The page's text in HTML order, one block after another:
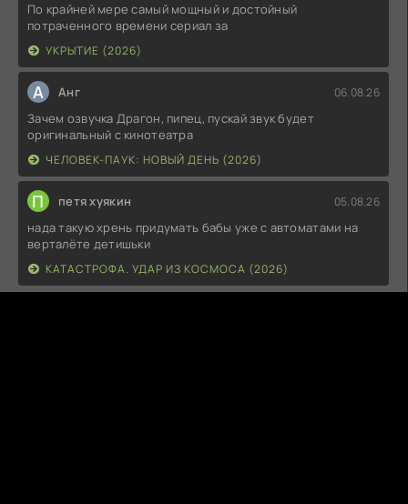
По крайней мере самый мощный и достойный
потраченного времени сериал за
УКРЫТИЕ (2026)
А Анг 06.08.26
Зачем озвучка Драгон, пипец, пускай звук будет
оригинальный с кинотеатра
ЧЕЛОВЕК-ПАУК: НОВЫЙ ДЕНЬ (2026)
П петя хуякин 05.08.26
нада такую хрень придумать бабы уже с автоматами на
верталёте детишьки
КАТАСТРОФА. УДАР ИЗ КОСМОСА (2026)